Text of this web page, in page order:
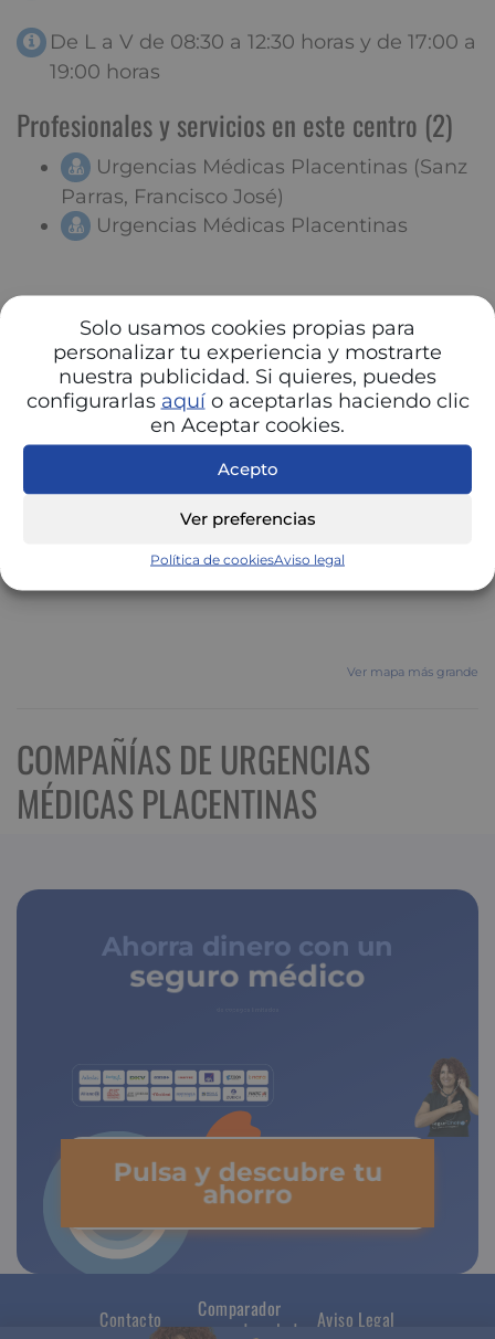
Solo usamos cookies propias para
personalizar tu experiencia y mostrarte
nuestra publicidad. Si quieres, puedes
configurarlas aquío aceptarlas haciendo clic
en Aceptar cookies.
Acepto
Ver preferencias
Política de cookiesAviso legal
De L a V de 08:30 a 12:30 horas y de 17:00 a
19:00 horas
Profesionales y servicios en este centro (2)
Urgencias Médicas Placentinas (Sanz
Parras, Francisco José)
Urgencias Médicas Placentinas
Ver mapa más grande
COMPAÑÍAS DE URGENCIAS
MÉDICAS PLACENTINAS
Ahorra dinero con un
seguro médico
Pulsa y descubre tu
ahorro
Contacto
Comparador
seguros de salud
Aviso Legal